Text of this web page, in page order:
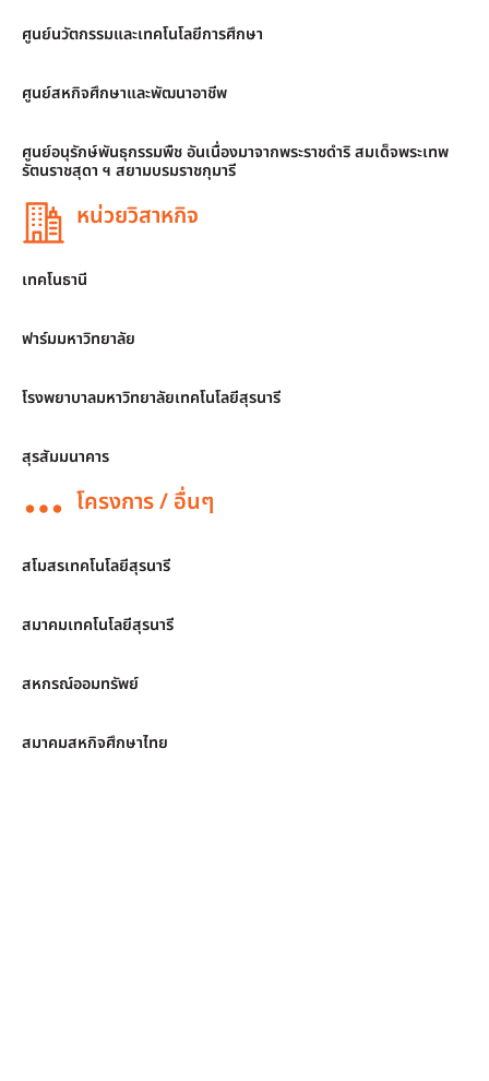
ศูนย์นวัตกรรมและเทคโนโลยีการศึกษา
ศูนย์สหกิจศึกษาและพัฒนาอาชีพ
ศูนย์อนุรักษ์พันธุกรรมพืช อันเนื่องมาจากพระราชดำริ สมเด็จพระเทพ
รัตนราชสุดา ฯ สยามบรมราชกุมารี
หน่วยวิสาหกิจ
เทคโนธานี
ฟาร์มมหาวิทยาลัย
โรงพยาบาลมหาวิทยาลัยเทคโนโลยีสุรนารี
สุรสัมมนาคาร
โครงการ / อื่นๆ
สโมสรเทคโนโลยีสุรนารี
สมาคมเทคโนโลยีสุรนารี
สหกรณ์ออมทรัพย์
สมาคมสหกิจศึกษาไทย